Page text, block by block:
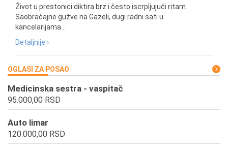
Život u prestonici diktira brz i često iscrpljujući ritam.
Saobraćajne gužve na Gazeli, dugi radni sati u
kancelarijama...
Detaljnije ›
OGLASI ZA POSAO
Medicinska sestra - vaspitač
95.000,00 RSD
Auto limar
120.000,00 RSD